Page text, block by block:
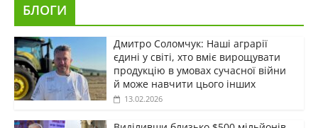
БЛОГИ
Дмитро Соломчук: Наші аграрії
єдині у світі, хто вміє вирощувати
продукцію в умовах сучасної війни
й може навчити цього інших
13.02.2026